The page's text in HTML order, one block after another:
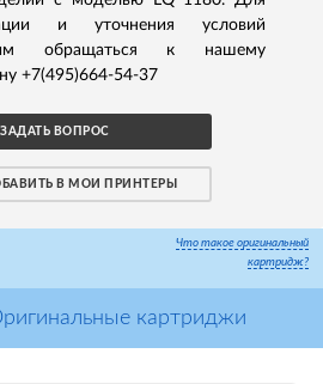
и уточнения условий
обращаться к нашему
+7(495)664-54-37
ЗАДАТЬ ВОПРОС
В МОИ ПРИНТЕРЫ
Что такое оригинальный
картридж?
картриджи